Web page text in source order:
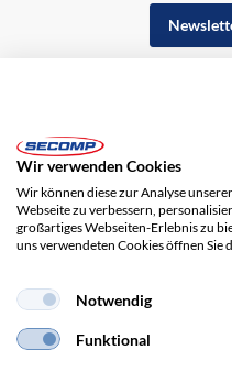
Impressum
Wir verwenden Cookies
Wir können diese zur Analyse
Webseite zu verbessern,
großartiges Webseiten-Erlebnis zu
uns verwendeten Cookies öffnen Sie
Notwendig
Funktional